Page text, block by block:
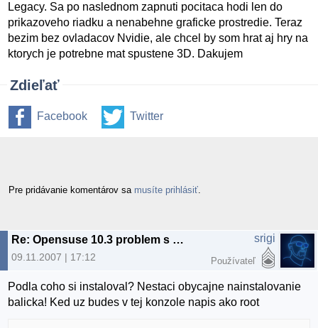
Legacy. Sa po naslednom zapnuti pocitaca hodi len do
prikazoveho riadku a nenabehne graficke prostredie. Teraz
bezim bez ovladacov Nvidie, ale chcel by som hrat aj hry na
ktorych je potrebne mat spustene 3D. Dakujem
Zdieľať
Facebook Twitter
Pre pridávanie komentárov sa musíte prihlásiť
Re: Opensuse 10.3 problem s grafikou
09.11.2007 | 17:12
srigi
Používateľ
Podla coho si instaloval? Nestaci obycajne nainstalovanie
balicka! Ked uz budes v tej konzole napis ako root